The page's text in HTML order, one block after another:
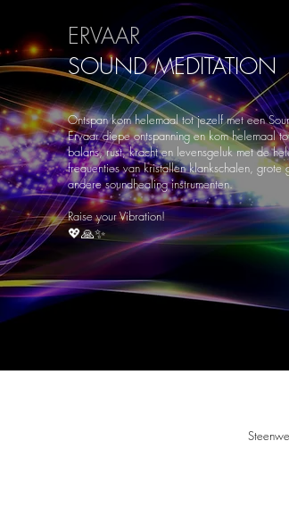
ERVAAR
SOUNDMEDITATION
Ontspan kom helemaal tot jezelf met een
Ervaar diepe ontspanning en kom helemaal
balans, rust, kracht en levensgeluk met de
frequenties van kristallen klankschalen, grote
andere soundhealing instrumenten.
Raise your Vibration!
💖🙏✨